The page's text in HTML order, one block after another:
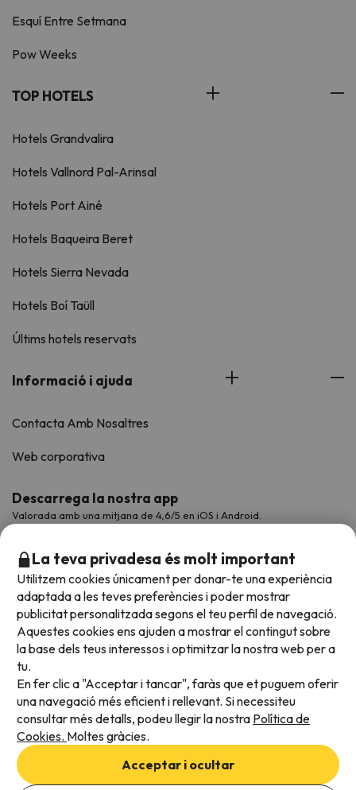
Esquí Entre Setmana
Pow Weeks
TOP HOTELS
Hotels Grandvalira
Hotels Vallnord Pal-Arinsal
Hotels Port Ainé
Hotels Baqueira Beret
Hotels Sierra Nevada
Hotels Boí Taüll
Últims hotels reservats
Informació i ajuda
Contacta Amb Nosaltres
Web corporativa
Descarrega la nostra app
Valorada amb una mitjana de 4,6/5 en iOS i Android.
Acceptem
Condicions generals
Privadesa de dades
La teva privadesa és molt important
Utilitzem cookies únicament per donar-te una experiència
adaptada a les teves preferències i poder mostrar
publicitat personalitzada segons el teu perfil de navegació.
Aquestes cookies ens ajuden a mostrar el contingut sobre
la base dels teus interessos i optimitzar la nostra web per a
tu.
En fer clic a "Acceptar i tancar", faràs que et puguem oferir
una navegació més eficient i rellevant. Si necessiteu
consultar més detalls, podeu llegir la nostra Política de
Cookies. Moltes gràcies.
Acceptar i ocultar